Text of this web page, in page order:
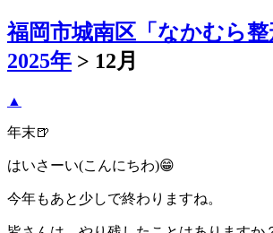
福岡市城南区「なかむら整
2025年 > 12月
▲
年末🍺
はいさーい(こんにちわ)😁
今年もあと少しで終わりますね。